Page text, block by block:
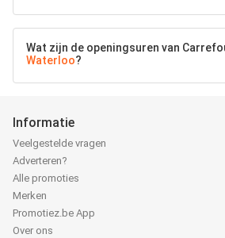
Wat zijn de openingsuren van
Waterloo?
Informatie
Veelgestelde vragen
Adverteren?
Alle promoties
Merken
Promotiez.be App
Over ons